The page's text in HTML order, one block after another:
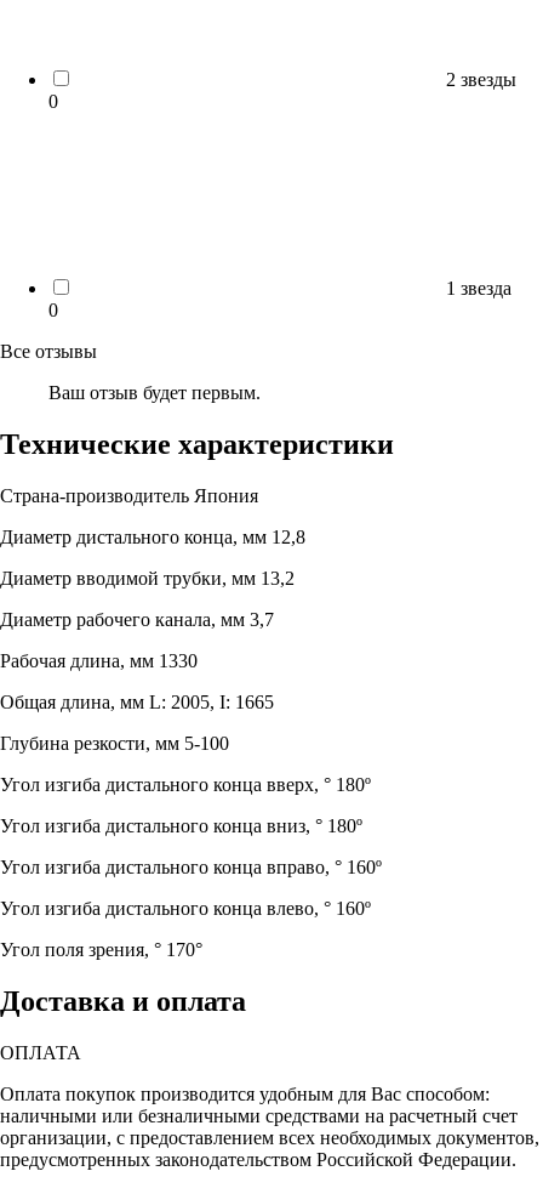
2 звезды
0
1 звезда
0
Все отзывы
Ваш отзыв будет первым.
Технические характеристики
Страна-производитель Япония
Диаметр дистального конца, мм 12,8
Диаметр вводимой трубки, мм 13,2
Диаметр рабочего канала, мм 3,7
Рабочая длина, мм 1330
Общая длина, мм L: 2005, I: 1665
Глубина резкости, мм 5-100
Угол изгиба дистального конца вверх, ° 180º
Угол изгиба дистального конца вниз, ° 180º
Угол изгиба дистального конца вправо, ° 160º
Угол изгиба дистального конца влево, ° 160º
Угол поля зрения, ° 170°
Доставка и оплата
ОПЛАТА
Оплата покупок производится удобным для Вас способом:
наличными или безналичными средствами на расчетный счет
организации, с предоставлением всех необходимых документов,
предусмотренных законодательством Российской Федерации.